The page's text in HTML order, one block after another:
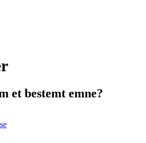
et bestemt emne?